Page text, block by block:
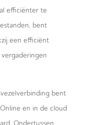
efficiënter te
bent
een efficiënt
bent
en in de cloud
Ondertussen